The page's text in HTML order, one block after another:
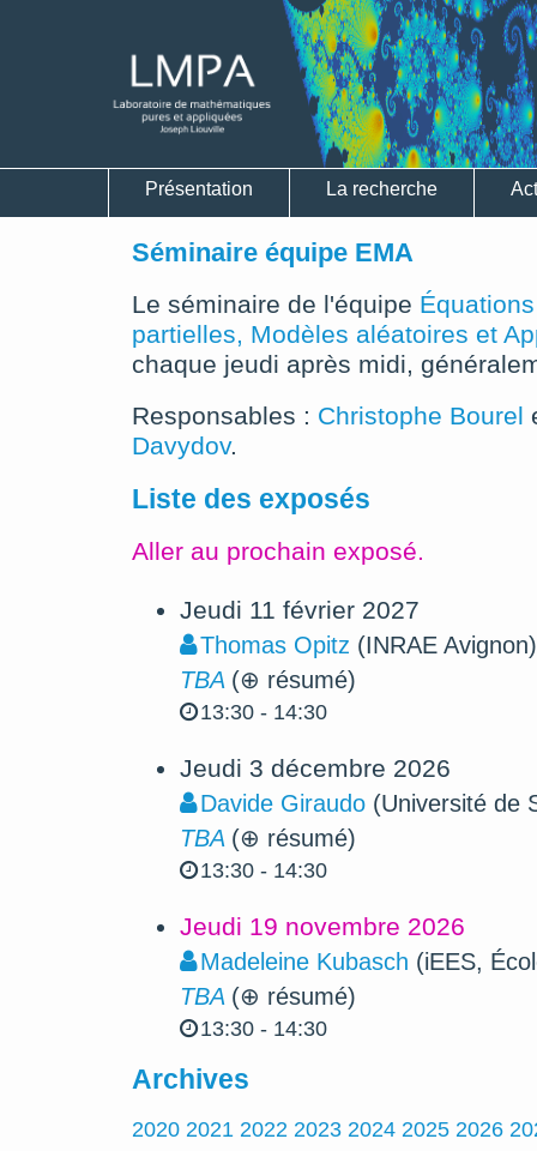
Présentation La recherche
Séminaire équipe EMA
Le séminaire de l'équipe
partielles, Modèles aléatoires et
chaque jeudi après midi,
Responsables : Christophe Bourel
Davydov.
Liste des exposés
Aller au prochain exposé.
Jeudi 11 février 2027
Thomas Opitz (INRAE Avignon)
TBA (⊕ résumé)
13:30 - 14:30
Jeudi 3 décembre 2026
Davide Giraudo (Université de
TBA (⊕ résumé)
13:30 - 14:30
Jeudi 19 novembre 2026
Madeleine Kubasch (iEES,
TBA (⊕ résumé)
13:30 - 14:30
Archives
2020 2021 2022 2023 2024 2025 2026